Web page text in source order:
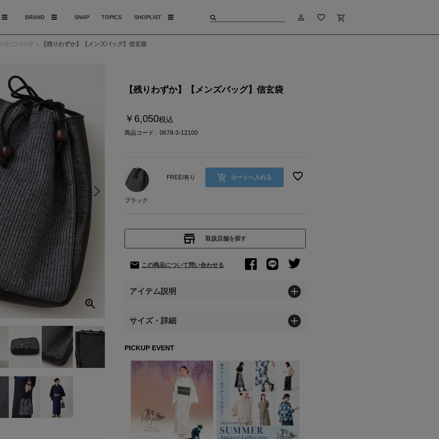
BRAND SNAP TOPICS SHOPLIST person_outline favorite_border shopping_cart
かごバッグ 【残りわずか】【メンズバッグ】信玄袋
【残りわずか】【メンズバッグ】信玄袋
￥6,050税込
商品コード 0678-3-12100
ブラック
FREE/有り カートへ入れる
取扱店舗を探す
この商品について問い合わせる
アイテム説明
サイズ・詳細
PICKUP EVENT